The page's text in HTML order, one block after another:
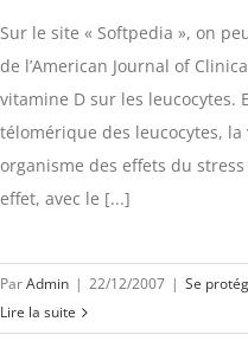
Sur le site « Softpedia », on
de l’American Journal of
vitamine D sur les leucocytes.
télomérique des leucocytes,
organisme des effets du
effet, avec le [...]
ParAdmin | 22/12/2007 | Se
Lire la suite